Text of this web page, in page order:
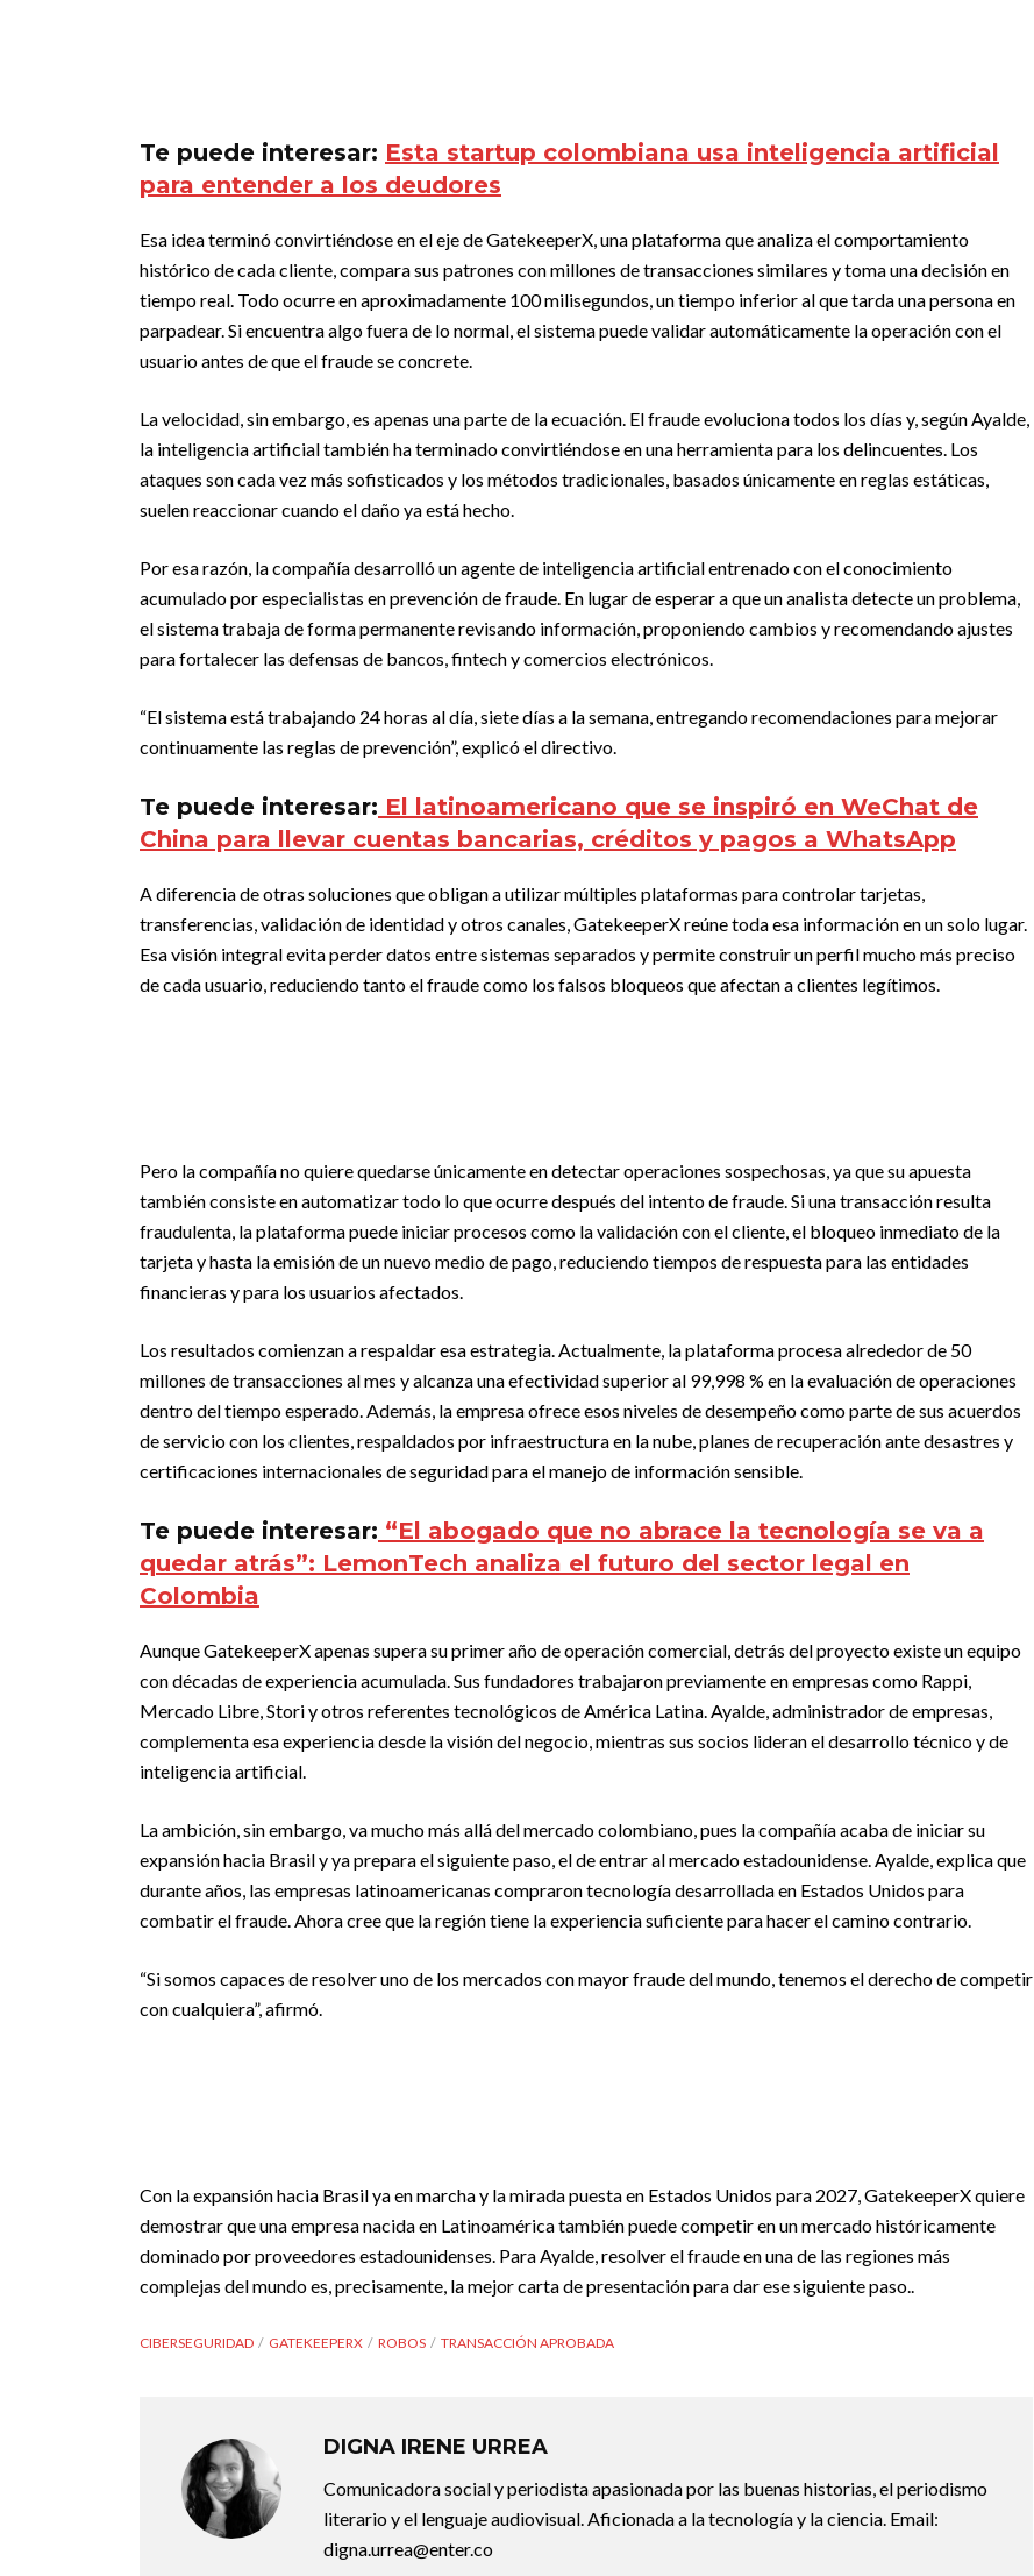
Te puede interesar: Esta startup colombiana usa inteligencia artificial
para entender a los deudores
Esa idea terminó convirtiéndose en el eje de GatekeeperX, una plataforma que analiza el comportamiento
histórico de cada cliente, compara sus patrones con millones de transacciones similares y toma una decisión en
tiempo real. Todo ocurre en aproximadamente 100 milisegundos, un tiempo inferior al que tarda una persona en
parpadear. Si encuentra algo fuera de lo normal, el sistema puede validar automáticamente la operación con el
usuario antes de que el fraude se concrete.
La velocidad, sin embargo, es apenas una parte de la ecuación. El fraude evoluciona todos los días y, según Ayalde,
la inteligencia artificial también ha terminado convirtiéndose en una herramienta para los delincuentes. Los
ataques son cada vez más sofisticados y los métodos tradicionales, basados únicamente en reglas estáticas,
suelen reaccionar cuando el daño ya está hecho.
Por esa razón, la compañía desarrolló un agente de inteligencia artificial entrenado con el conocimiento
acumulado por especialistas en prevención de fraude. En lugar de esperar a que un analista detecte un problema,
el sistema trabaja de forma permanente revisando información, proponiendo cambios y recomendando ajustes
para fortalecer las defensas de bancos, fintech y comercios electrónicos.
“El sistema está trabajando 24 horas al día, siete días a la semana, entregando recomendaciones para mejorar
continuamente las reglas de prevención”, explicó el directivo.
Te puede interesar: El latinoamericano que se inspiró en WeChat de
China para llevar cuentas bancarias, créditos y pagos a WhatsApp
A diferencia de otras soluciones que obligan a utilizar múltiples plataformas para controlar tarjetas,
transferencias, validación de identidad y otros canales, GatekeeperX reúne toda esa información en un solo lugar.
Esa visión integral evita perder datos entre sistemas separados y permite construir un perfil mucho más preciso
de cada usuario, reduciendo tanto el fraude como los falsos bloqueos que afectan a clientes legítimos.
Pero la compañía no quiere quedarse únicamente en detectar operaciones sospechosas, ya que su apuesta
también consiste en automatizar todo lo que ocurre después del intento de fraude. Si una transacción resulta
fraudulenta, la plataforma puede iniciar procesos como la validación con el cliente, el bloqueo inmediato de la
tarjeta y hasta la emisión de un nuevo medio de pago, reduciendo tiempos de respuesta para las entidades
financieras y para los usuarios afectados.
Los resultados comienzan a respaldar esa estrategia. Actualmente, la plataforma procesa alrededor de 50
millones de transacciones al mes y alcanza una efectividad superior al 99,998 % en la evaluación de operaciones
dentro del tiempo esperado. Además, la empresa ofrece esos niveles de desempeño como parte de sus acuerdos
de servicio con los clientes, respaldados por infraestructura en la nube, planes de recuperación ante desastres y
certificaciones internacionales de seguridad para el manejo de información sensible.
Te puede interesar: “El abogado que no abrace la tecnología se va a
quedar atrás”: LemonTech analiza el futuro del sector legal en
Colombia
Aunque GatekeeperX apenas supera su primer año de operación comercial, detrás del proyecto existe un equipo
con décadas de experiencia acumulada. Sus fundadores trabajaron previamente en empresas como Rappi,
Mercado Libre, Stori y otros referentes tecnológicos de América Latina. Ayalde, administrador de empresas,
complementa esa experiencia desde la visión del negocio, mientras sus socios lideran el desarrollo técnico y de
inteligencia artificial.
La ambición, sin embargo, va mucho más allá del mercado colombiano, pues la compañía acaba de iniciar su
expansión hacia Brasil y ya prepara el siguiente paso, el de entrar al mercado estadounidense. Ayalde, explica que
durante años, las empresas latinoamericanas compraron tecnología desarrollada en Estados Unidos para
combatir el fraude. Ahora cree que la región tiene la experiencia suficiente para hacer el camino contrario.
“Si somos capaces de resolver uno de los mercados con mayor fraude del mundo, tenemos el derecho de competir
con cualquiera”, afirmó.
Con la expansión hacia Brasil ya en marcha y la mirada puesta en Estados Unidos para 2027, GatekeeperX quiere
demostrar que una empresa nacida en Latinoamérica también puede competir en un mercado históricamente
dominado por proveedores estadounidenses. Para Ayalde, resolver el fraude en una de las regiones más
complejas del mundo es, precisamente, la mejor carta de presentación para dar ese siguiente paso..
CIBERSEGURIDAD GATEKEEPERX ROBOS TRANSACCIÓN APROBADA
DIGNA IRENE URREA
Comunicadora social y periodista apasionada por las buenas historias, el periodismo
literario y el lenguaje audiovisual. Aficionada a la tecnología y la ciencia. Email:
digna.urrea@enter.co